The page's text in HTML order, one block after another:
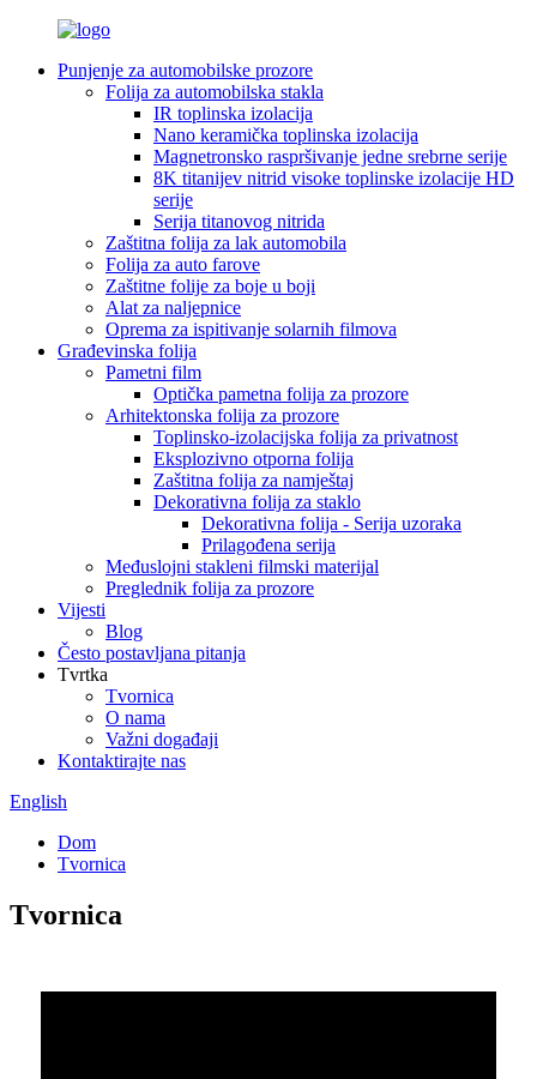
Punjenje za automobilske prozore
Folija za automobilska stakla
IR toplinska izolacija
Nano keramička toplinska izolacija
Magnetronsko raspršivanje jedne srebrne serije
8K titanijev nitrid visoke toplinske izolacije HD
serije
Serija titanovog nitrida
Zaštitna folija za lak automobila
Folija za auto farove
Zaštitne folije za boje u boji
Alat za naljepnice
Oprema za ispitivanje solarnih filmova
Građevinska folija
Pametni film
Optička pametna folija za prozore
Arhitektonska folija za prozore
Toplinsko-izolacijska folija za privatnost
Eksplozivno otporna folija
Zaštitna folija za namještaj
Dekorativna folija za staklo
Dekorativna folija - Serija uzoraka
Prilagođena serija
Međuslojni stakleni filmski materijal
Preglednik folija za prozore
Vijesti
Blog
Često postavljana pitanja
Tvrtka
Tvornica
O nama
Važni događaji
Kontaktirajte nas
English
Dom
Tvornica
Tvornica